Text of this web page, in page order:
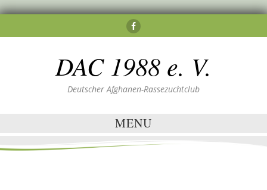
DAC 1988 e. V.
Deutscher Afghanen-Rassezuchtclub
MENU